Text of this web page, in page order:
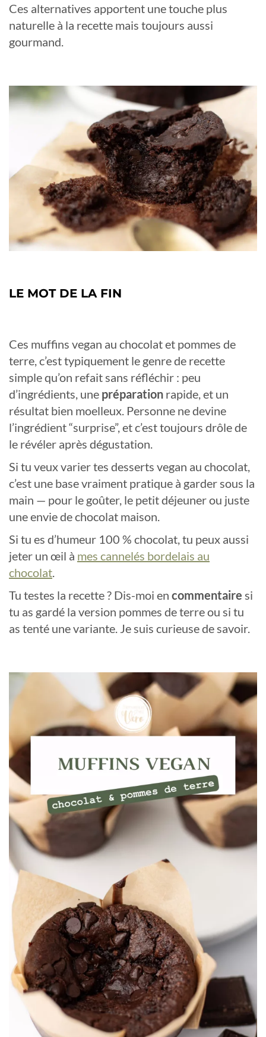
Ces alternatives apportent une touche plus
naturelle à la recette mais toujours aussi
gourmand.
LE MOT DE LA FIN
Ces muffins vegan au chocolat et pommes de
terre, c’est typiquement le genre de recette
simple qu’on refait sans réfléchir : peu
d’ingrédients, une préparation rapide, et un
résultat bien moelleux. Personne ne devine
l’ingrédient “surprise”, et c’est toujours drôle de
le révéler après dégustation.
Si tu veux varier tes desserts vegan au chocolat,
c’est une base vraiment pratique à garder sous la
main — pour le goûter, le petit déjeuner ou juste
une envie de chocolat maison.
Si tu es d’humeur 100 % chocolat, tu peux aussi
jeter un œil à mes cannelés bordelais au
chocolat
Tu testes la recette ? Dis-moi en commentaire si
tu as gardé la version pommes de terre ou si tu
as tenté une variante. Je suis curieuse de savoir.